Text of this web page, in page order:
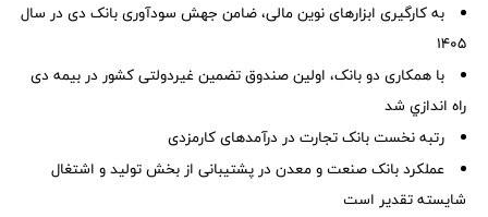
به کارگیری ابزارهای نوین مالی، ضامن جهش سودآوری بانک دی در سال
۱۴۰۵
با همکاری دو بانک، اولین صندوق تضمین غیردولتی کشور در بیمه دی
راه اندازي شد
رتبه نخست بانک تجارت در درآمدهای کارمزدی
عملکرد بانک صنعت و معدن در پشتیبانی از بخش تولید و اشتغال
شایسته تقدیر است